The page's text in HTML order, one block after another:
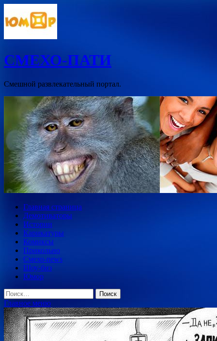
к
содержимому
СМЕХО-ПАТИ
Смешной развлекательный портал.
Главная страница
Демотиваторы
Истории
Карикатуры
Комиксы
Прикольно
Смехо-news
Шоу-биз
Юмор
Найти:
Главное меню